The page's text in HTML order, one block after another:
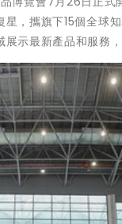
，攜旗下15個全球
示最新產品和服務